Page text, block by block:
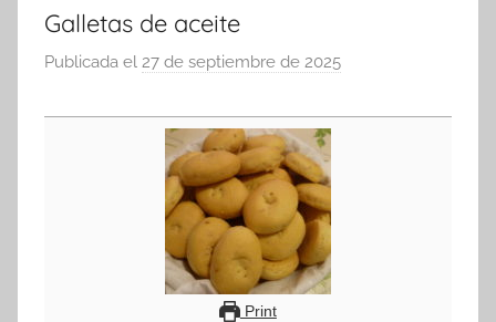
Galletas de aceite
Publicada el 27 de septiembre de 2025
r
Print